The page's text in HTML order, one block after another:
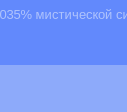
мистической